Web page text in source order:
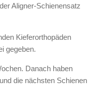
Aligner-Schienensatz
Kieferorthopäden
gegeben.
Danach haben
die nächsten Schienen